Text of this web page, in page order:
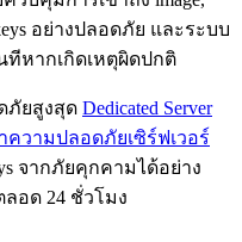
อย่างปลอดภัย และระบบ
ทีหากเกิดเหตุผิดปกติ
ภัยสูงสุด Dedicated Server
ความปลอดภัยเซิร์ฟเวอร์
จากภัยคุกคามได้อย่าง
อด 24 ชั่วโมง